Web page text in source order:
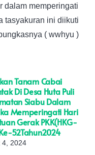
dalam memperingati
tasyakuran ini diikuti
( wwhyu )
Tanam Cabai
Di Desa Huta Puli
Siabu Dalam
Memperingati Hari
Gerak PKK(HKG-
52Tahun2024
4, 2024